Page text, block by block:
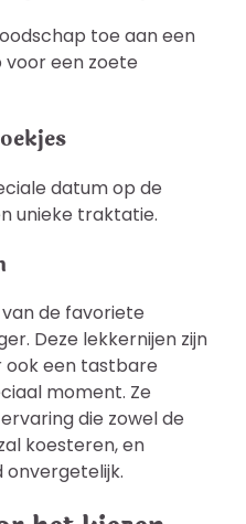
toe aan een
een zoete
datum op de
unieke traktatie.
de favoriete
Deze lekkernijen zijn
ook een tastbare
moment. Ze
die zowel de
koesteren, en
onvergetelijk.